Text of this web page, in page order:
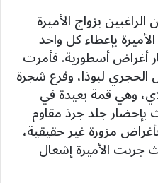
لم يتبق سوى 5 من الراغبين بزواج الأميرة
بإعطاء كل واحد
أسطورية. فأمرت
الحجري لبوذا، وفرع شجرة
وهي قمة بعيدة في
بإحضار جلد جرذ مقاوم
مزورة غير حقيقية،
جربت الأميرة إشعال